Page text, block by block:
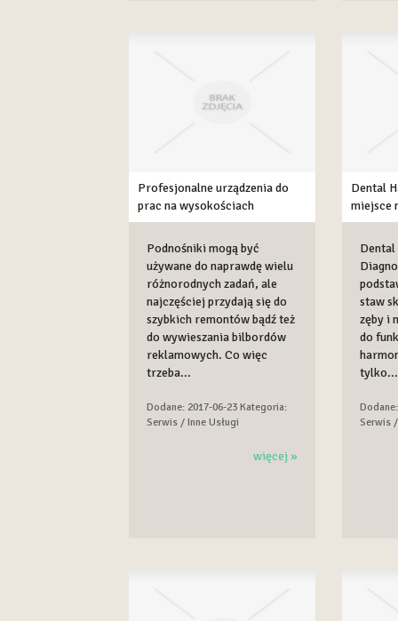
Profesjonalne urządzenia do
prac na wysokościach
Podnośniki mogą być
używane do naprawdę wielu
różnorodnych zadań, ale
najczęściej przydają się do
szybkich remontów bądź też
do wywieszania bilbordów
reklamowych. Co więc
trzeba...
Dodane: 2017-06-23 Kategoria:
Serwis / Inne Usługi
więcej »
Dental
miejsce
staw
zęby i
do
tylko...
Serwis